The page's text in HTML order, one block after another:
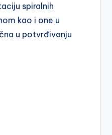
spiralnih
kao i one u
u potvrđivanju